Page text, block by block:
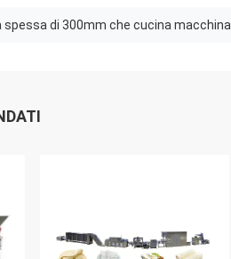
spessa di 300mm che cucina macchina